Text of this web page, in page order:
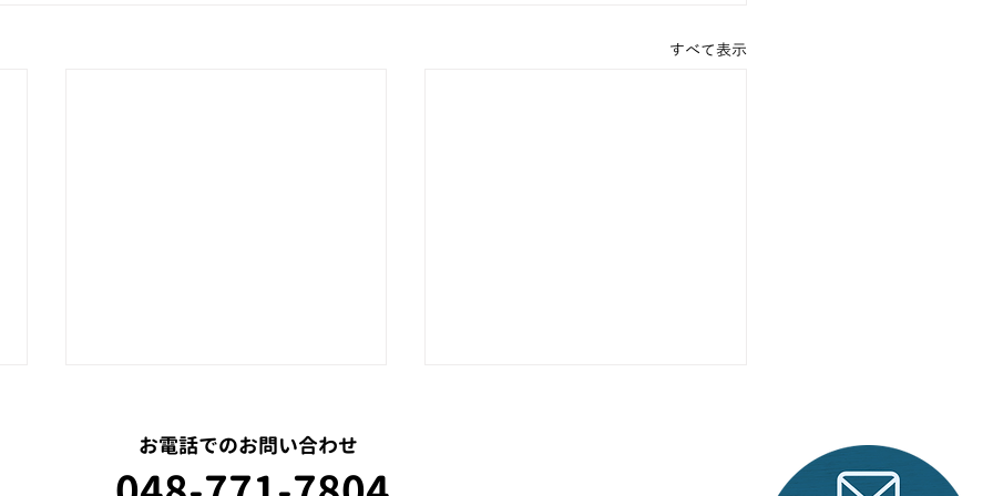
すべて表示
お電話でのお問い合わせ